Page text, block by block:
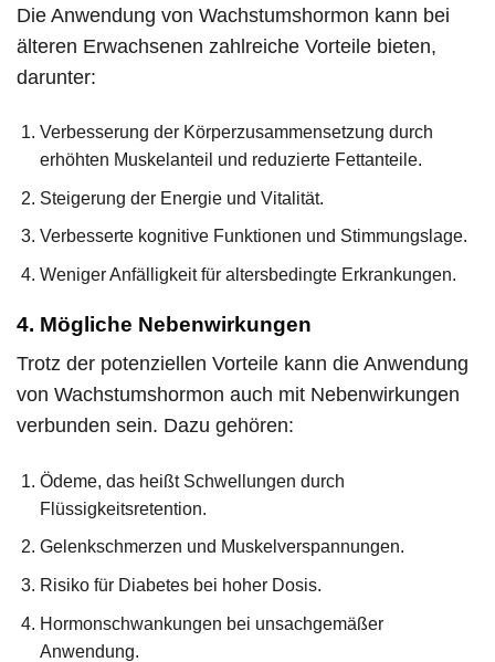
Die Anwendung von Wachstumshormon kann bei
älteren Erwachsenen zahlreiche Vorteile bieten,
darunter:
Verbesserung der Körperzusammensetzung durch
erhöhten Muskelanteil und reduzierte Fettanteile.
Steigerung der Energie und Vitalität.
Verbesserte kognitive Funktionen und Stimmungslage.
Weniger Anfälligkeit für altersbedingte Erkrankungen.
4. Mögliche Nebenwirkungen
Trotz der potenziellen Vorteile kann die Anwendung
von Wachstumshormon auch mit Nebenwirkungen
verbunden sein. Dazu gehören:
Ödeme, das heißt Schwellungen durch
Flüssigkeitsretention.
Gelenkschmerzen und Muskelverspannungen.
Risiko für Diabetes bei hoher Dosis.
Hormonschwankungen bei unsachgemäßer
Anwendung.